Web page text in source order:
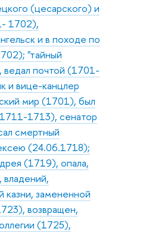
(цесарского) и
1702),
и в походе по
"тайный
почтой (1701-
и вице-канцлер
мир (1701), был
1713), сенатор
смертный
(24.06.1718);
(1719), опала,
владений,
казни, замененной
возвращен,
(1725),